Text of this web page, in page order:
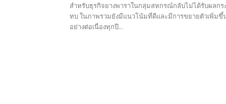
สำหรับธุรกิจยางพาราในกลุ่มสหกรณ์กลับไม่ได้รับผลกร
ทบ ในภาพรวมยังมีแนวโน้มที่ดีและมีการขยายตัวเพิ่มขึ้
อย่างต่อเนื่องทุกปี...